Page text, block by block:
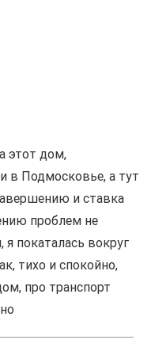
этот дом,
в Подмосковье, а тут
и ставка
проблем не
покаталась вокруг
тихо и спокойно,
про транспорт